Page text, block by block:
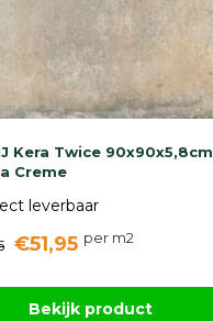
Kera Twice 90x90x5,8cm
Creme
leverbaar
€51,95 per m2
Bekijk product